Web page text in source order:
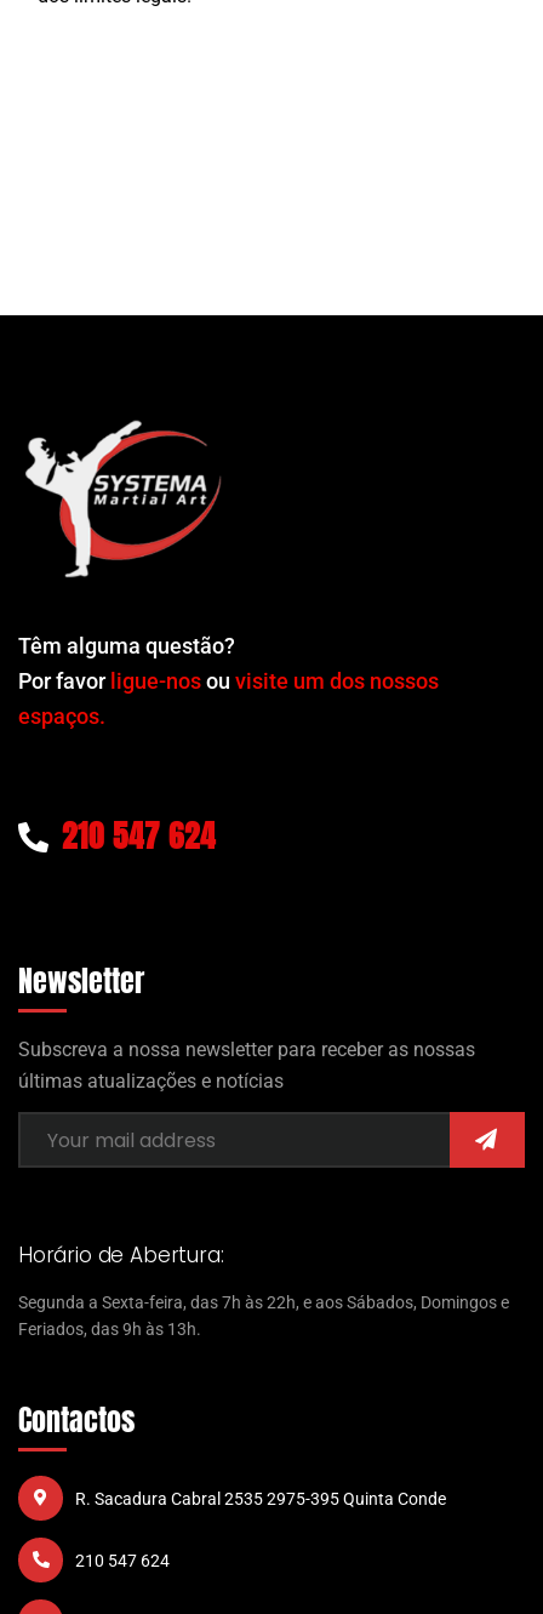
Têm alguma questão?
Por favor ligue-nosou visite um dos nossos
espaços.
210 547 624
Newsletter
Subscreva a nossa newsletter para receber as nossas
últimas atualizações e notícias
Horário de Abertura:
Segunda a Sexta-feira, das 7h às 22h, e aos Sábados, Domingos e
Feriados, das 9h às 13h.
Contactos
R. Sacadura Cabral 2535 2975-395 Quinta Conde
210 547 624